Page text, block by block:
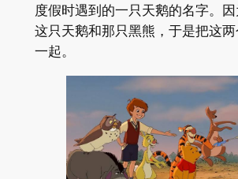
度假时遇到的一只天鹅的名字。
这只天鹅和那只黑熊，于是把这
一起。